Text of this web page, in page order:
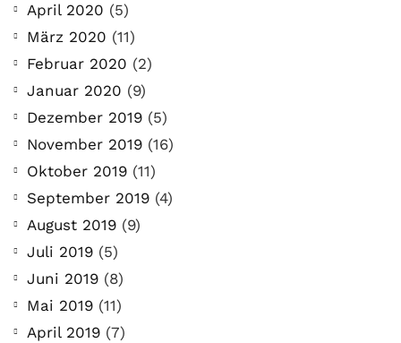
April 2020 (5)
März 2020 (11)
Februar 2020 (2)
Januar 2020 (9)
Dezember 2019 (5)
November 2019 (16)
Oktober 2019 (11)
September 2019 (4)
August 2019 (9)
Juli 2019 (5)
Juni 2019 (8)
Mai 2019 (11)
April 2019 (7)